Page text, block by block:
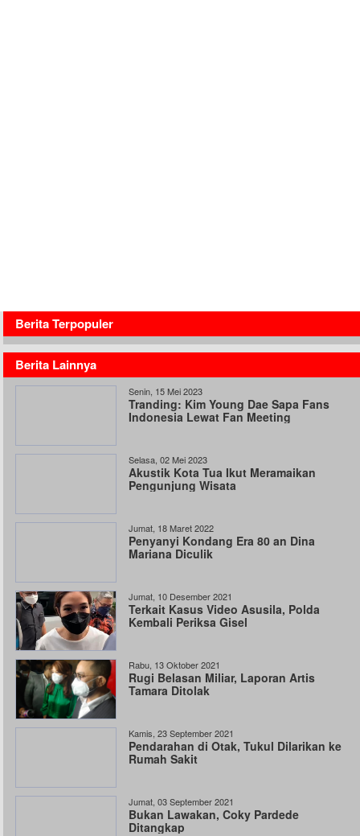
Berita Terpopuler
Berita Lainnya
Senin, 15 Mei 2023
Tranding: Kim Young Dae Sapa Fans
Indonesia Lewat Fan Meeting
Selasa, 02 Mei 2023
Akustik Kota Tua Ikut Meramaikan
Pengunjung Wisata
Jumat, 18 Maret 2022
Penyanyi Kondang Era 80 an Dina
Mariana Diculik
Jumat, 10 Desember 2021
Terkait Kasus Video Asusila, Polda
Kembali Periksa Gisel
Rabu, 13 Oktober 2021
Rugi Belasan Miliar, Laporan Artis
Tamara Ditolak
Kamis, 23 September 2021
Pendarahan di Otak, Tukul Dilarikan ke
Rumah Sakit
Jumat, 03 September 2021
Bukan Lawakan, Coky Pardede
Ditangkap